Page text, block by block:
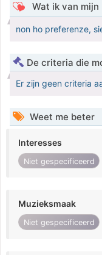
Wat ik van
non ho preferenze,
De criteria die
Er zijn geen criteria
Weet me beter
Interesses
Niet gespecificeerd
Muzieksmaak
Niet gespecificeerd